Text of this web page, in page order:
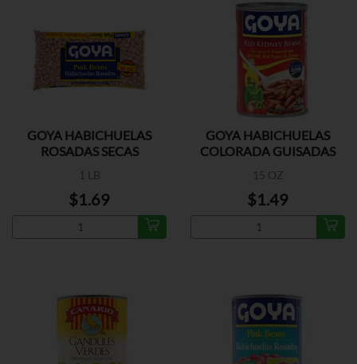
GOYA HABICHUELAS
ROSADAS SECAS
1 LB
$1.69
GOYA HABICHUELAS
COLORADA GUISADAS
15 OZ
$1.49